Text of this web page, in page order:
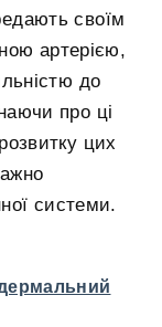
своїм
артерією,
до
про ці
цих
системи.